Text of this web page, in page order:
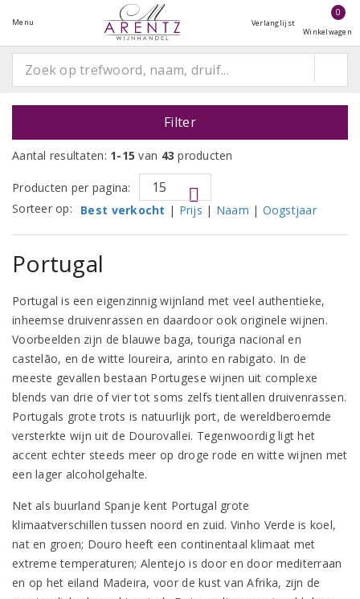
Menu Verlanglijst
0
Winkelwagen
Filter
Aantal resultaten: 1-15 van 43 producten
Producten per pagina:
Sorteer op:
Best verkocht | Prijs | Naam | Oogstjaar
Portugal
Portugal is een eigenzinnig wijnland met veel authentieke,
inheemse druivenrassen en daardoor ook originele wijnen.
Voorbeelden zijn de blauwe baga, touriga nacional en
castelão, en de witte loureira, arinto en rabigato. In de
meeste gevallen bestaan Portugese wijnen uit complexe
blends van drie of vier tot soms zelfs tientallen druivenrassen.
Portugals grote trots is natuurlijk port, de wereldberoemde
versterkte wijn uit de Dourovallei. Tegenwoordig ligt het
accent echter steeds meer op droge rode en witte wijnen met
een lager alcoholgehalte.
Net als buurland Spanje kent Portugal grote
klimaatverschillen tussen noord en zuid. Vinho Verde is koel,
nat en groen; Douro heeft een continentaal klimaat met
extreme temperaturen; Alentejo is door en door mediterraan
en op het eiland Madeira, voor de kust van Afrika, zijn de